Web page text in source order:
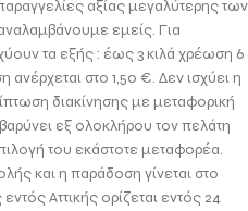
αξίας μεγαλύτερης των
εμείς. Για
τα εξής : έως 3 κιλά χρέωση 6
στο 1,50 €. Δεν ισχύει η
διακίνησης με μεταφορική
εξ ολοκλήρου τον πελάτη
του εκάστοτε μεταφορέα.
και η παράδοση γίνεται στο
Αττικής ορίζεται εντός 24